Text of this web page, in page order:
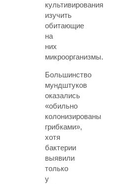
культивирования
изучить
обитающие
на
них
микроорганизмы.
Большинство
мундштуков
оказались
«обильно
колонизированы
грибками»,
хотя
бактерии
выявили
только
у